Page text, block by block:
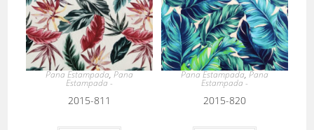
Pana Estampada,Pana
Estampada -
2015-811
Pana Estampada,Pana
Estampada -
2015-820